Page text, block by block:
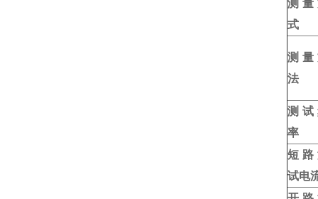
测量
式
测量
法
测试
率
短路
试电